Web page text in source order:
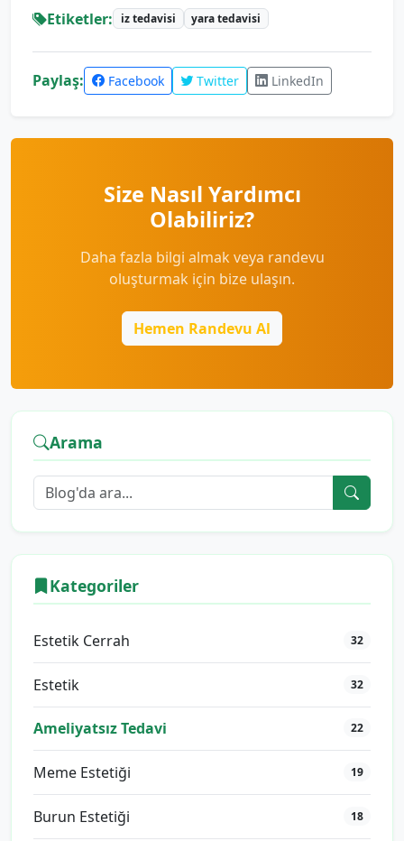
Etiketler: iz tedavisi yara tedavisi
Paylaş: Facebook Twitter LinkedIn
Size Nasıl Yardımcı
Olabiliriz?
Daha fazla bilgi almak veya randevu
oluşturmak için bize ulaşın.
Hemen Randevu Al
Arama
Kategoriler
Estetik Cerrah 32
Estetik 32
Ameliyatsız Tedavi 22
Meme Estetiği 19
Burun Estetiği 18